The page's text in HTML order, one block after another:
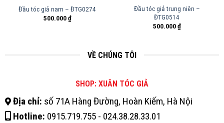
Đầu tóc giả nam – ĐTG0274
500.000₫
Đầu tóc giả trung niên –
ĐTG0514
500.000₫
VỀ CHÚNG TÔI
SHOP: XUÂN TÓC GIẢ
Địa chỉ: số 71A Hàng Đường, Hoàn Kiếm, Hà Nội
Hotline: 0915.719.755 - 024.38.28.33.01